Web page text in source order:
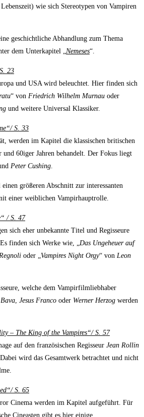
wie sich Stereotypen von Vampiren
geschichtliche Abhandlung zum Thema
dem Unterkapitel „ Nemeses“.
23
und USA wird beleuchtet. Hier finden sich
“ von Friedrich Wilhelm Murnau oder
und weitere Universal Klassiker.
S. 33
werden im Kapitel die klassischen britischen
60iger Jahren behandelt. Der Fokus liegt
Peter Cushing
größeren Abschnitt zur interessanten
einer weiblichen Vampirhauptrolle.
/ S. 47
sich eher unbekannte Titel und Regisseure
finden sich Werke wie, „ Das Ungeheuer auf
oder „ Vampires Night Orgy“ von Leon
welche dem Vampirfilmliebhaber
Jesus Franco oder Werner Herzog werden
– The King of the Vampires“/ S. 57
auf den französischen Regisseur Jean Rollin
wird das Gesamtwerk betrachtet und nicht
S. 65
Cinema werden im Kapitel aufgeführt. Für
Cineasten gibt es hier einige